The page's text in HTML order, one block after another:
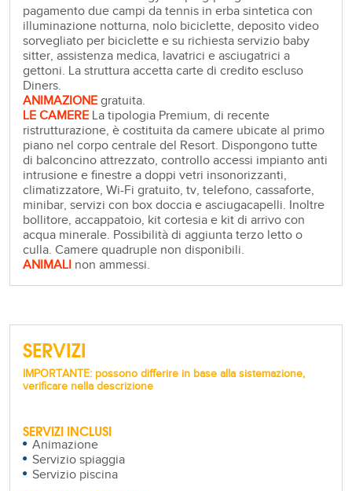
pagamento due campi da tennis in erba sintetica con
illuminazione notturna, nolo biciclette, deposito video
sorvegliato per biciclette e su richiesta servizio baby
sitter, assistenza medica, lavatrici e asciugatrici a
gettoni. La struttura accetta carte di credito escluso
Diners.
ANIMAZIONEgratuita.
LE CAMERE La tipologia Premium, di recente
ristrutturazione, è costituita da camere ubicate al primo
piano nel corpo centrale del Resort. Dispongono tutte
di balconcino attrezzato, controllo accessi impianto anti
intrusione e finestre a doppi vetri insonorizzanti,
climatizzatore, Wi-Fi gratuito, tv, telefono, cassaforte,
minibar, servizi con box doccia e asciugacapelli. Inoltre
bollitore, accappatoio, kit cortesia e kit di arrivo con
acqua minerale. Possibilità di aggiunta terzo letto o
culla. Camere quadruple non disponibili.
ANIMALI non ammessi.
SERVIZI
IMPORTANTE: possono differire in base alla sistemazione,
verificare nella descrizione
SERVIZI INCLUSI
Animazione
Servizio spiaggia
Servizio piscina